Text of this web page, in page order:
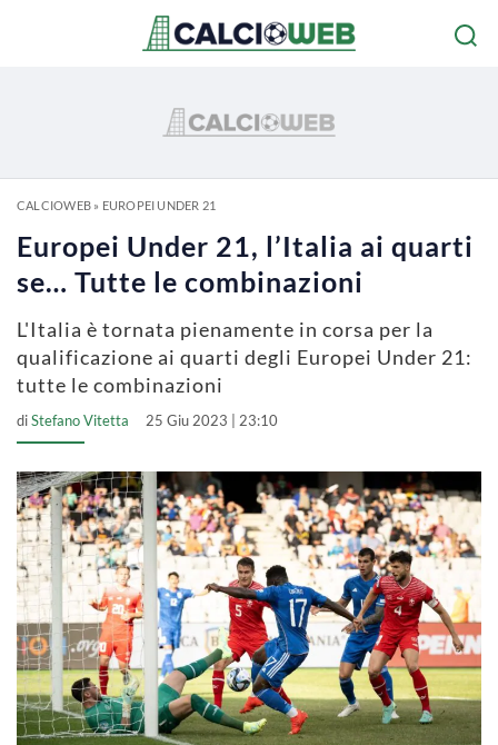
CALCIOWEB» EUROPEI UNDER 21
Europei Under 21, l’Italia ai quarti
se… Tutte le combinazioni
L'Italia è tornata pienamente in corsa per la
qualificazione ai quarti degli Europei Under 21:
tutte le combinazioni
diStefano Vitetta 25 Giu 2023 | 23:10